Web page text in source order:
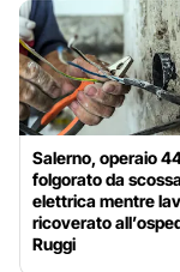
Salerno, operaio
folgorato da
elettrica mentre
ricoverato
Ruggi